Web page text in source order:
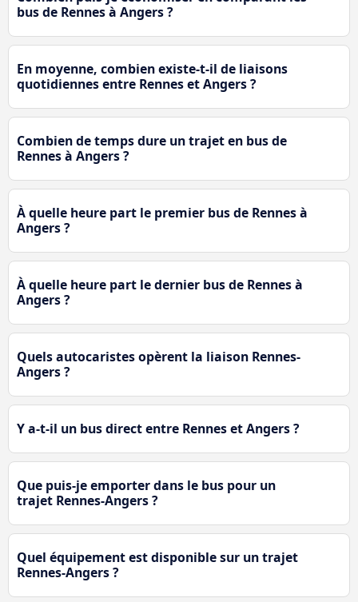
bus de Rennes à Angers ?
En moyenne, combien existe-t-il de liaisons
quotidiennes entre Rennes et Angers ?
Combien de temps dure un trajet en bus de
Rennes à Angers ?
À quelle heure part le premier bus de Rennes à
Angers ?
À quelle heure part le dernier bus de Rennes à
Angers ?
Quels autocaristes opèrent la liaison Rennes-
Angers ?
Y a-t-il un bus direct entre Rennes et Angers ?
Que puis-je emporter dans le bus pour un
trajet Rennes-Angers ?
Quel équipement est disponible sur un trajet
Rennes-Angers ?